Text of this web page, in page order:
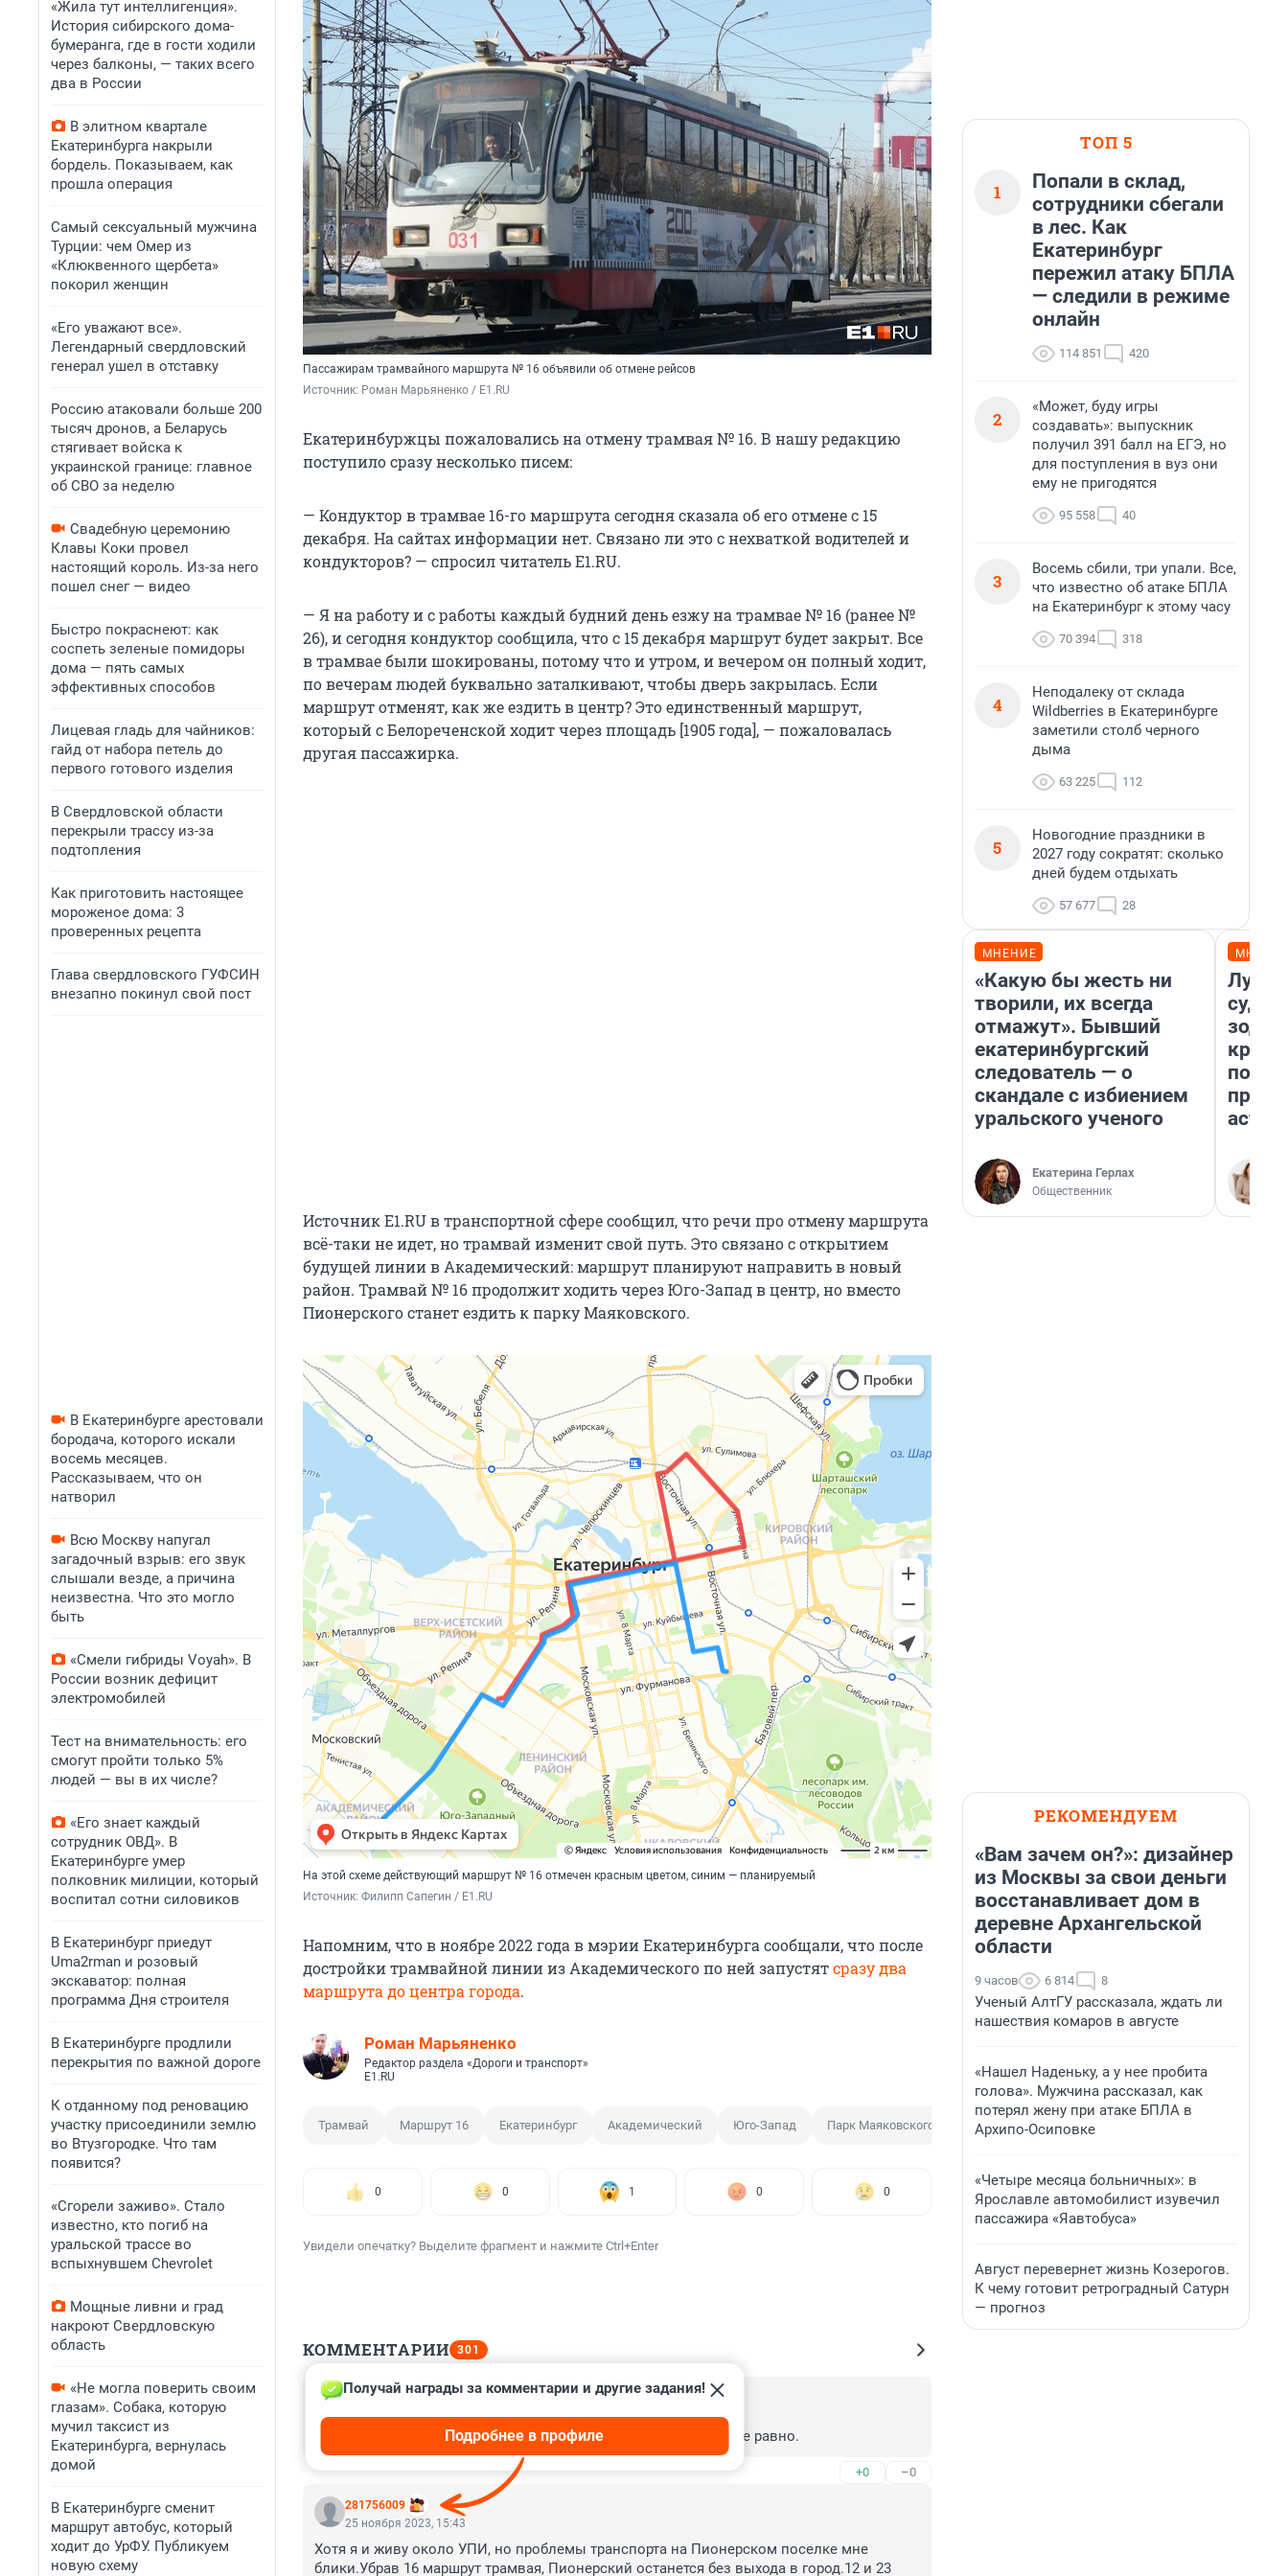
«Жила тут интеллигенция».
История сибирского дома-
бумеранга, где в гости ходили
через балконы, — таких всего
два в России
В элитном квартале
Екатеринбурга накрыли
бордель. Показываем, как
прошла операция
Самый сексуальный мужчина
Турции: чем Омер из
«Клюквенного щербета»
покорил женщин
«Его уважают все».
Легендарный свердловский
генерал ушел в отставку
Россию атаковали больше 200
тысяч дронов, а Беларусь
стягивает войска к
украинской границе: главное
об СВО за неделю
Свадебную церемонию
Клавы Коки провел
настоящий король. Из-за него
пошел снег — видео
Быстро покраснеют: как
соспеть зеленые помидоры
дома — пять самых
эффективных способов
Лицевая гладь для чайников:
гайд от набора петель до
первого готового изделия
В Свердловской области
перекрыли трассу из-за
подтопления
Как приготовить настоящее
мороженое дома: 3
проверенных рецепта
Глава свердловского ГУФСИН
внезапно покинул свой пост
В Екатеринбурге арестовали
бородача, которого искали
восемь месяцев.
Рассказываем, что он
натворил
Всю Москву напугал
загадочный взрыв: его звук
слышали везде, а причина
неизвестна. Что это могло
быть
«Смели гибриды Voyah». В
России возник дефицит
электромобилей
Тест на внимательность: его
смогут пройти только 5%
людей — вы в их числе?
«Его знает каждый
сотрудник ОВД». В
Екатеринбурге умер
полковник милиции, который
воспитал сотни силовиков
В Екатеринбург приедут
Uma2rman и розовый
экскаватор: полная
программа Дня строителя
В Екатеринбурге продлили
перекрытия по важной дороге
К отданному под реновацию
участку присоединили землю
во Втузгородке. Что там
появится?
«Сгорели заживо». Стало
известно, кто погиб на
уральской трассе во
вспыхнувшем Chevrolet
Мощные ливни и град
накроют Свердловскую
область
«Не могла поверить своим
глазам». Собака, которую
мучил таксист из
Екатеринбурга, вернулась
домой
В Екатеринбурге сменит
маршрут автобус, который
ходит до УрФУ. Публикуем
новую схему
Пассажирам трамвайного маршрута № 16 объявили об отмене рейсов
Источник: Роман Марьяненко / E1.RU
Екатеринбуржцы пожаловались на отмену трамвая № 16. В нашу редакцию
поступило сразу несколько писем:
— Кондуктор в трамвае 16-го маршрута сегодня сказала об его отмене с 15
декабря. На сайтах информации нет. Связано ли это с нехваткой водителей и
кондукторов? — спросил читатель E1.RU.
— Я на работу и с работы каждый будний день езжу на трамвае № 16 (ранее №
26), и сегодня кондуктор сообщила, что с 15 декабря маршрут будет закрыт. Все
в трамвае были шокированы, потому что и утром, и вечером он полный ходит,
по вечерам людей буквально заталкивают, чтобы дверь закрылась. Если
маршрут отменят, как же ездить в центр? Это единственный маршрут,
который с Белореченской ходит через площадь [1905 года], — пожаловалась
другая пассажирка.
Источник E1.RU в транспортной сфере сообщил, что речи про отмену маршрута
всё-таки не идет, но трамвай изменит свой путь. Это связано с открытием
будущей линии в Академический: маршрут планируют направить в новый
район. Трамвай № 16 продолжит ходить через Юго-Запад в центр, но вместо
Пионерского станет ездить к парку Маяковского.
На этой схеме действующий маршрут № 16 отмечен красным цветом, синим — планируемый
Источник: Филипп Сапегин / E1.RU
Напомним, что в ноябре 2022 года в мэрии Екатеринбурга сообщали, что после
достройки трамвайной линии из Академического по ней запустятсразу два
маршрута до центра города.
Роман Марьяненко
Редактор раздела «Дороги и транспорт»
E1.RU
Трамвай Маршрут 16 Екатеринбург Академический Юго-Запад Парк Маяковского
0 0 1 0 0
Увидели опечатку? Выделите фрагмент и нажмите Ctrl+Enter
КОММЕНТАРИИ 301
Гость
Пустить в Академический хотят, а на людей с Пионерского все равно.
+0 –0
281756009
Получай награды за комментарии и другие задания!
Подробнее в профиле
25 ноября 2023, 15:43
Хотя я и живу около УПИ, но проблемы транспорта на Пионерском поселке мне
блики.Убрав 16 маршрут трамвая, Пионерский останется без выхода в город.12 и 23
ТОП 5
1
Попали в склад,
сотрудники сбегали
в лес. Как
Екатеринбург
пережил атаку БПЛА
— следили в режиме
онлайн
114 851 420
2
«Может, буду игры
создавать»: выпускник
получил 391 балл на ЕГЭ, но
для поступления в вуз они
ему не пригодятся
95 558 40
3
Восемь сбили, три упали. Все,
что известно об атаке БПЛА
на Екатеринбург к этому часу
70 394 318
4
Неподалеку от склада
Wildberries в Екатеринбурге
заметили столб черного
дыма
63 225 112
5
Новогодние праздники в
2027 году сократят: сколько
дней будем отдыхать
57 677 28
МНЕНИЕ
«Какую бы жесть ни
творили, их всегда
отмажут». Бывший
екатеринбургский
следователь — о
скандале с избиением
уральского ученого
Екатерина Герлах
Общественник
Луна
РЕКОМЕНДУЕМ
«Вам зачем он?»: дизайнер
из Москвы за свои деньги
восстанавливает дом в
деревне Архангельской
области
9 часов 6 814 8
Ученый АлтГУ рассказала, ждать ли
нашествия комаров в августе
«Нашел Наденьку, а у нее пробита
голова». Мужчина рассказал, как
потерял жену при атаке БПЛА в
Архипо-Осиповке
«Четыре месяца больничных»: в
Ярославле автомобилист изувечил
пассажира «Яавтобуса»
Август перевернет жизнь Козерогов.
К чему готовит ретроградный Сатурн
— прогноз